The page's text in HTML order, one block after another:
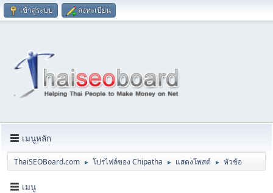
เข้าสู่ระบบ ลงทะเบียน
เมนูหลัก
ThaiSEOBoard.com ► โปรไฟล์ของ Chipatha ► แสดงโพสต์ ► หัวข้อ
เมนู